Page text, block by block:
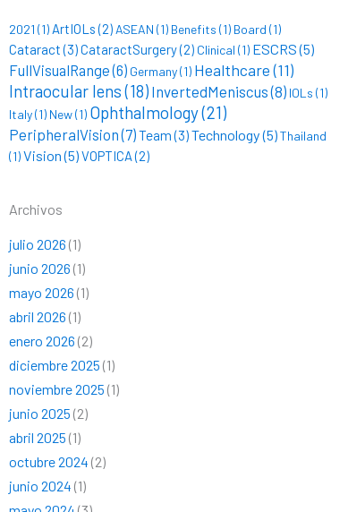
2021 (1) ArtIOLs(2) ASEAN (1) Benefits (1) Board (1)
Cataract(3)CataractSurgery(2) Clinical (1) ESCRS(5)
FullVisualRange(6) Germany(1) Healthcare(11)
Intraocular lens(18) InvertedMeniscus(8) IOLs (1)
Italy(1) New(1) Ophthalmology(21)
PeripheralVision(7)Team(3)Technology(5)Thailand
(1)Vision(5)VOPTICA(2)
Archivos
julio 2026 (1)
junio 2026 (1)
mayo 2026 (1)
abril 2026 (1)
enero 2026 (2)
diciembre 2025 (1)
noviembre 2025 (1)
junio 2025 (2)
abril 2025 (1)
octubre 2024 (2)
junio 2024 (1)